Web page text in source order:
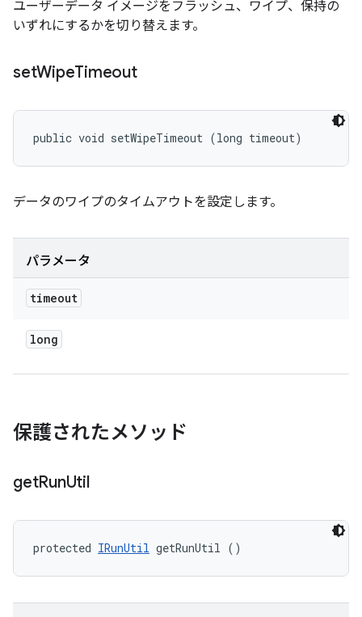
ユーザーデータ イメージをフラッシュ、ワイプ、保持の
いずれにするかを切り替えます。
setWipeTimeout
public void setWipeTimeout (long timeout)
データのワイプのタイムアウトを設定します。
パラメータ
timeout
long
保護されたメソッド
getRunUtil
protected IRunUtil getRunUtil ()